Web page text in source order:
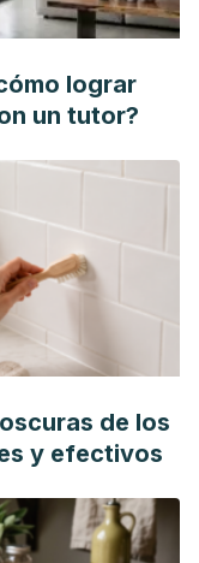
lograr
un tutor?
de los
y efectivos